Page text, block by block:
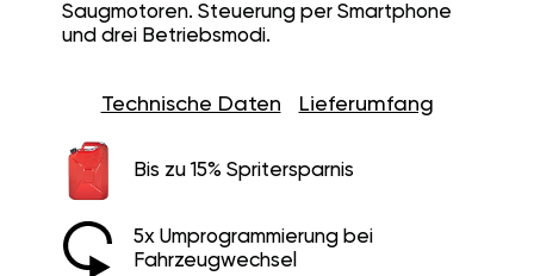
Saugmotoren. Steuerung per Smartphone
und drei Betriebsmodi.
Technische Daten Lieferumfang
Bis zu 15% Spritersparnis
5x Umprogrammierung bei
Fahrzeugwechsel